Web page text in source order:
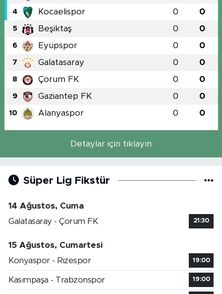
4 Kocaelispor 0 0
5 Beşiktaş 0 0
6 Eyüpspor 0 0
7 Galatasaray 0 0
8 Çorum FK 0 0
9 Gaziantep FK 0 0
10 Alanyaspor 0 0
Detaylar için tıklayın
Süper Lig Fikstür
14 Ağustos, Cuma
Galatasaray - Çorum FK
21:30
15 Ağustos, Cumartesi
Konyaspor - Rizespor
19:00
Kasımpaşa - Trabzonspor 19:00